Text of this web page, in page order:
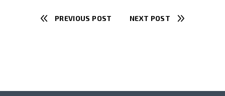
PREVIOUS POST NEXT POST